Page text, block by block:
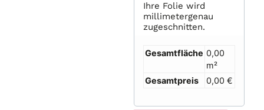
Ihre Folie wird
millimetergenau
zugeschnitten.
Gesamtfläche 0,00
m²
Gesamtpreis
0,00 €